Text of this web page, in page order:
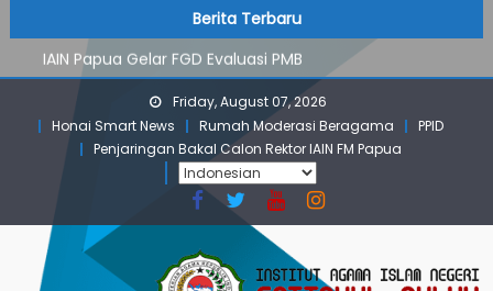
to
content
Berita Terbaru
IAIN Papua Gelar FGD Evaluasi PMB
KKN IAIN Papua: Kelompok Skow Sae Kolaborasi dengan
KKN UGM dan Uncen
Para Mahasiswa PGMI IAIN Papua Tembus Jurnal
Terindeks Google Scholar
Pembekalan KKN: Bangun Komunikasi Aktif dengan
Masyarakat
PMB Jalur Mandiri: Peserta Ujian Dari Lanny Jaya Hingga
Maluku
Friday, August 07, 2026
Honai Smart News
Rumah Moderasi Beragama
PPID
Penjaringan Bakal Calon Rektor IAIN FM Papua